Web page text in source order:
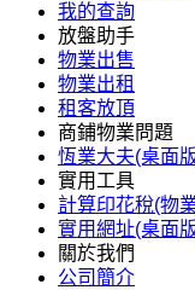
我的查詢
放盤助手
物業出售
物業出租
租客放頂
商鋪物業問題
恆業大夫(桌面
實用工具
計算印花稅(物
實用網址(桌面
關於我們
公司簡介